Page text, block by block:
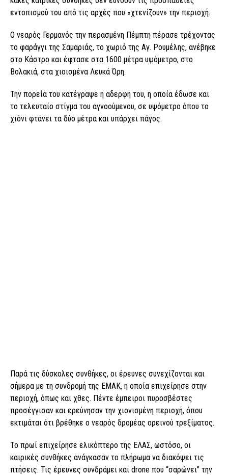
εντοπισμού του από τις αρχές που «χτενίζουν» την περιοχή.
Ο νεαρός Γερμανός την περασμένη Πέμπτη πέρασε τρέχοντας
το φαράγγι της Σαμαριάς, το χωριό της Αγ. Ρουμέλης, ανέβηκε
στο Κάστρο και έφτασε στα 1600 μέτρα υψόμετρο, στο
Βολακιά, στα χιοισμένα Λευκά Όρη.
Την πορεία του κατέγραψε η αδερφή του, η οποία έδωσε και
το τελευταίο στίγμα του αγνοούμενου, σε υψόμετρο όπου το
χιόνι φτάνει τα δύο μέτρα και υπάρχει πάγος.
Παρά τις δύσκολες συνθήκες, οι έρευνες συνεχίζονται και
σήμερα με τη συνδρομή της ΕΜΑΚ, η οποία επιχείρησε στην
περιοχή, όπως και χθες. Πέντε έμπειροι πυροσβέστες
προσέγγισαν και ερεύνησαν την χιονισμένη περιοχή, όπου
εκτιμάται ότι βρέθηκε ο νεαρός δρομέας ορεινού τρεξίματος.
Το πρωί επιχείρησε ελικόπτερο της ΕΛΑΣ, ωστόσο, οι
καιρικές συνθήκες ανάγκασαν το πλήρωμα να διακόψει τις
πτήσεις. Τις έρευνες συνδράμει και drone που “σαρώνει” την